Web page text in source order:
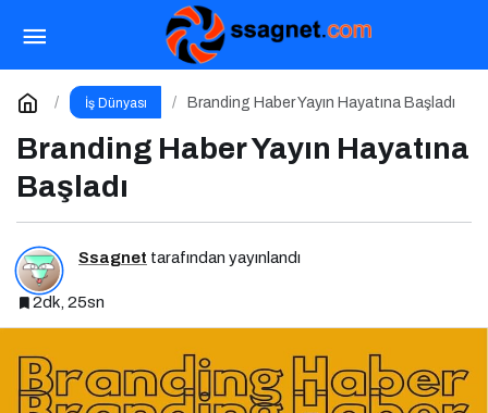
İş Dünyası Branding Haber Yayın Hayatına Başladı
Branding Haber Yayın Hayatına
Başladı
Ssagnet tarafından yayınlandı
2dk, 25sn
Digital Impact Ankara Zirvesi 2025 İçin Geri
Sayım!
Yorum Yap